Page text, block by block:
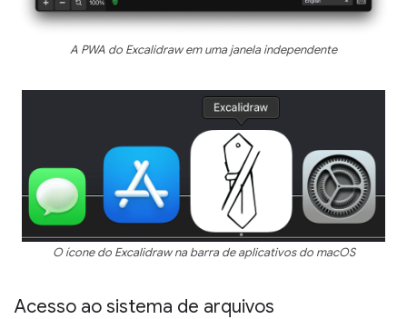
A PWA do Excalidraw em uma janela independente
O ícone do Excalidraw na barra de aplicativos do macOS
Acesso ao sistema de arquivos